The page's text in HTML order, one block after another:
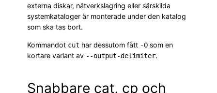
externa diskar, nätverkslagring eller särskilda
systemkataloger är monterade under den katalog
som ska tas bort.
Kommandot cut har dessutom fått -O som en
kortare variant av --output-delimiter.
Snabbare cat, cp och